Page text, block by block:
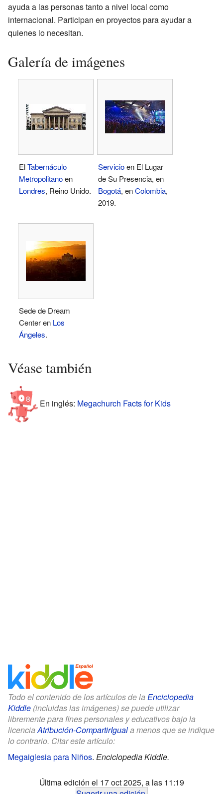
ayuda a las personas tanto a nivel local como
internacional. Participan en proyectos para ayudar a
quienes lo necesitan.
Galería de imágenes
ElTabernáculo
Metropolitanoen
Londres, Reino Unido.
Servicioen El Lugar
de Su Presencia, en
Bogotá, enColombia,
2019.
Sede de Dream
Center en Los
Ángeles.
Véase también
En inglés: Megachurch Facts for Kids
Todo el contenido de los artículos de la Enciclopedia
Kiddle (incluidas las imágenes) se puede utilizar
libremente para fines personales y educativos bajo la
licenciaAtribución-CompartirIguala menos que se indique
lo contrario. Citar este artículo:
Megaiglesia para Niños. Enciclopedia Kiddle.
Última edición el 17 oct 2025, a las 11:19